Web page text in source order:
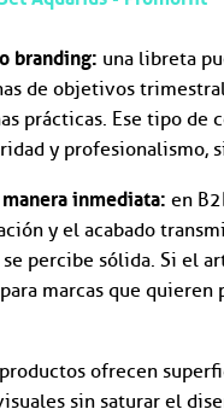
branding: una libreta
de objetivos
prácticas. Ese tipo de
y profesionalismo,
inmediata: en
y el acabado
percibe sólida. Si el
marcas que
ofrecen
sin saturar el